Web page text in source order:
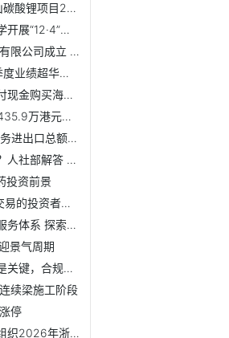
PriceSeek提醒：湖南鸡脚山碳酸锂项目2026年投产
菏泽鲁西新区陈集镇八一小学开展“12·4”国家宪法日主题活动
今日关注:徐州仁桥塑料制品有限公司成立 注册资本200万人民币
梅西百货早盘跌2.3% 第三季度业绩超华尔街保守预期 每日时讯
普路通：筹划发行股份及支付现金购买海外资产 12月4日起停牌...
粉笔(02469)12月3日斥资1435.9万港元回购453.05万股
简讯:商务部：前10月我国服务进出口总额同比增长7.5%
谁能申领职业技能评价补贴？人社部解答 每日短讯
投资前景
今日视点:12月1日参与两融交易的投资者数量为40.84万名，环比...
福建：构建全省算力一体化服务体系 探索面向港澳台、东南亚...
景气周期
金融虚拟货币风险高，防控是关键，合规是底线
续梁施工阶段
停
浙江电力交易中心发布关于组织2026年浙江电力市场分布式新能...